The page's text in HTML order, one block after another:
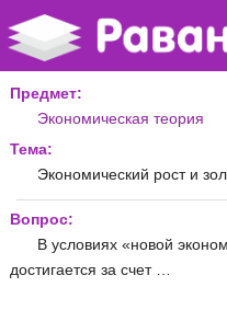
Предмет:
Экономическая теория
Тема:
Экономический рост и
Вопрос:
В условиях «новой
достигается за счет …